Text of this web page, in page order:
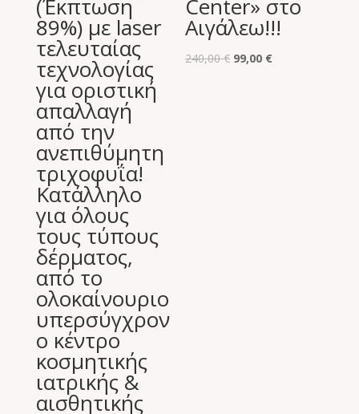
(Έκπτωση
89%) με laser
τελευταίας
τεχνολογίας
για οριστική
απαλλαγή
από την
ανεπιθύμητη
τριχοφυΐα!
Κατάλληλο
για όλους
τους τύπους
δέρματος,
από το
ολοκαίνουριο
υπερσύγχρον
ο κέντρο
κοσμητικής
ιατρικής &
αισθητικής
Center» στο
Αιγάλεω!!!
240,00€ Original
99,00 €